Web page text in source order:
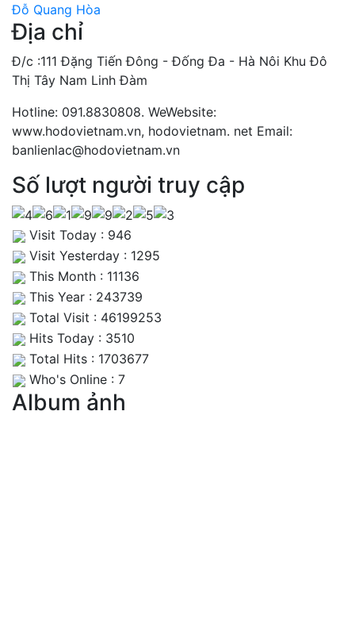
Đỗ Quang Hòa
Địa chỉ
Đ/c :111 Đặng Tiến Đông - Đống Đa - Hà Nôi Khu Đô
Thị Tây Nam Linh Đàm
Hotline: 091.8830808. WeWebsite:
www.hodovietnam.vn, hodovietnam. net Email:
banlienlac@hodovietnam.vn
Số lượt người truy cập
Visit Today : 946
Visit Yesterday : 1295
This Month : 11136
This Year : 243739
Total Visit : 46199253
Hits Today : 3510
Total Hits : 1703677
Who's Online : 7
Album ảnh